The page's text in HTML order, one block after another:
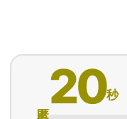
20秒